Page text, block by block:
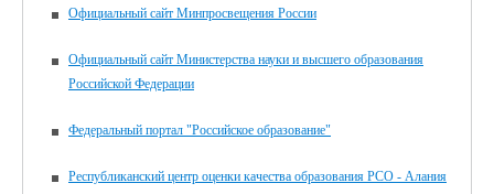
Официальный сайт Минпросвещения России
Официальный сайт Министерства науки и высшего образования
Российской Федерации
Федеральный портал "Российское образование"
Республиканский центр оценки качества образования РСО - Алания